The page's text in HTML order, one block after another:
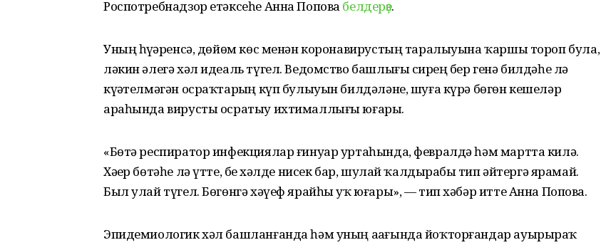
Роспотребнадзор етәксеһе Анна Попова белдерҙе.
Уның һүҙҙәренсә, дөйөм көс менән коронавирустың таралыуына ҡаршы тороп була,
ләкин әлегә хәл идеаль түгел. Ведомство башлығы сирҙең бер генә билдәһе лә
күҙәтелмәгән осраҡтарҙың күп булыуын билдәләне, шуға күрә бөгөн кешеләр
араһында вирусты осратыу ихтималлығы юғары.
«Бөтә респиратор инфекциялар ғинуар уртаһында, февралдә һәм мартта килә.
Хәҙер бөтәһе лә үтте, беҙ хәлде нисек бар, шулай ҡалдырабыҙ тип әйтергә ярамай.
Был улай түгел. Бөгөнгә хәүеф ярайһы уҡ юғары», — тип хәбәр итте Анна Попова.
Эпидемиологик хәл башланғанда һәм уның аҙағында йоҡторғандар ауырыраҡ